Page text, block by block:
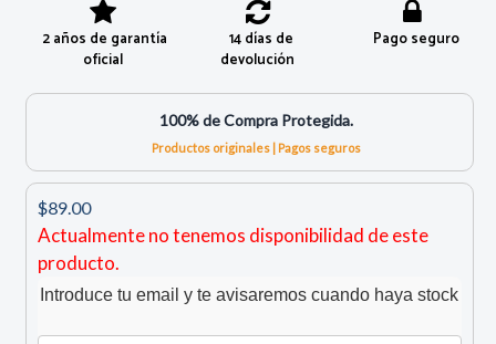
2 años de garantía
oficial
14 días de
devolución
Pago seguro
100% de Compra Protegida.
Productos originales | Pagos seguros
$89.00
Actualmente no tenemos disponibilidad de este
producto.
Introduce tu email y te avisaremos cuando haya stock